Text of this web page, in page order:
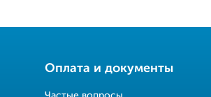
Оплата и документы